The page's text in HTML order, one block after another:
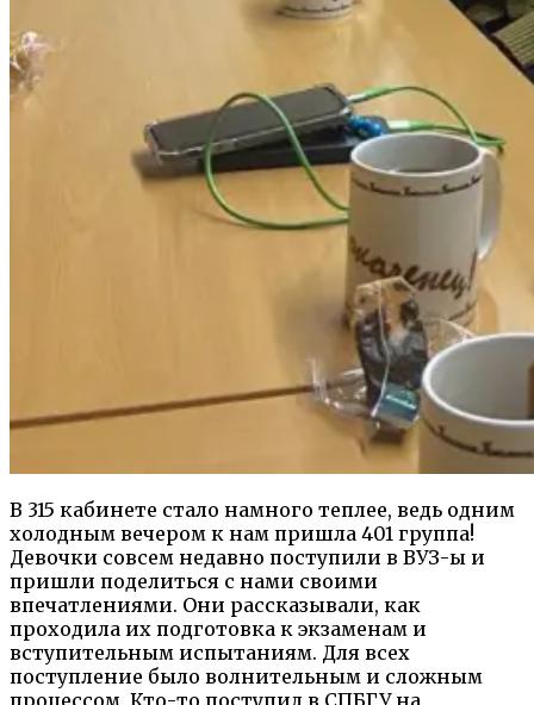
В 315 кабинете стало намного теплее, ведь одним
холодным вечером к нам пришла 401 группа!
Девочки совсем недавно поступили в ВУЗ-ы и
пришли поделиться с нами своими
впечатлениями. Они рассказывали, как
проходила их подготовка к экзаменам и
вступительным испытаниям. Для всех
поступление было волнительным и сложным
процессом. Кто-то поступил в СПБГУ на